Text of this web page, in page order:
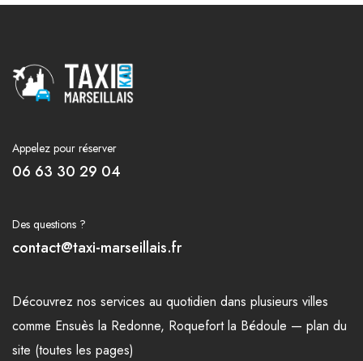
Appelez pour réserver
06 63 30 29 04
Des questions ?
contact@taxi-marseillais.fr
Découvrez nos services au quotidien dans plusieurs villes
comme Ensuès la Redonne, Roquefort la Bédoule — plan du
site (toutes les pages)